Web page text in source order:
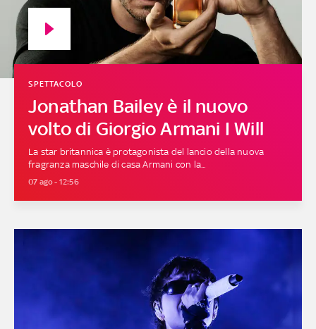
Jonathan Bailey è il nuovo
volto di Giorgio Armani I Will
SPETTACOLO
La star britannica è protagonista del lancio della nuova
fragranza maschile di casa Armani con la...
07 ago - 12:56